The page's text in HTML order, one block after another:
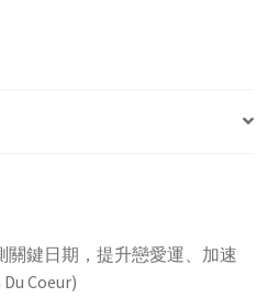
關鍵日期，提升戀愛運、加速
Coeur)